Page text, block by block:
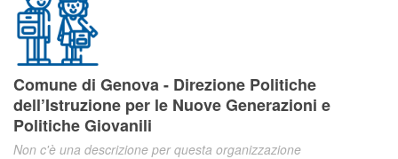
Comune di Genova - Direzione Politiche
dell’Istruzione per le Nuove Generazioni e
Politiche Giovanili
Non c'è una descrizione per questa organizzazione